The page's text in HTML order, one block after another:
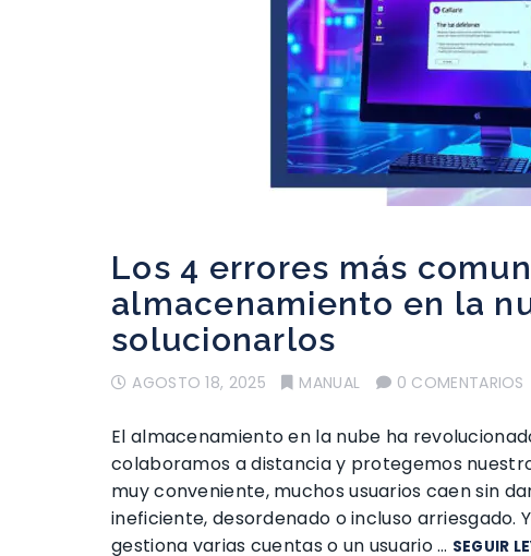
Los 4 errores más
almacenamiento en la
solucionarlos
AGOSTO 18, 2025 MANUAL 0 COMENTARIOS
El almacenamiento en la nube ha
colaboramos a distancia y protegemos
muy conveniente, muchos usuarios caen sin
ineficiente, desordenado o incluso arriesgado.
gestiona varias cuentas o un usuario … SEGUIR